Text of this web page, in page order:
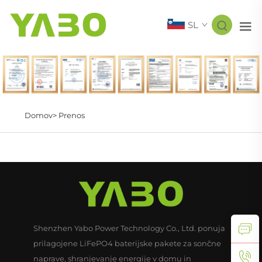
SL
Domov> Prenos
Shenzhen Yabo Power Technology Co., Ltd. ponuja
prilagojene LiFePO4 baterijske pakete za sončne
naprave, shranjevanje energije v domu in